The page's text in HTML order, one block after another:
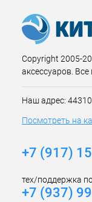
Copyright 2005-
аксессуаров.
Наш адрес:
Посмотреть на
+7 (917)
тех/поддержка
+7 (937)